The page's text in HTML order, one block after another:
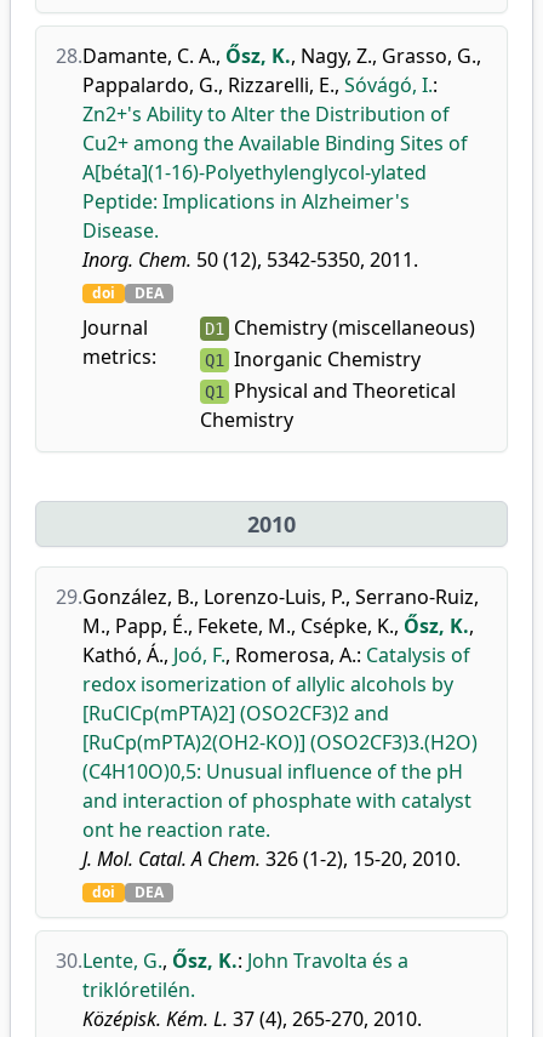
28.Damante, C. A., Ősz, K., Nagy, Z., Grasso, G.,
Pappalardo, G., Rizzarelli, E., Sóvágó, I.:
Zn2+'s Ability to Alter the Distribution of
Cu2+ among the Available Binding Sites of
A[béta](1-16)-Polyethylenglycol-ylated
Peptide: Implications in Alzheimer's
Disease.
Inorg. Chem. 50 (12), 5342-5350, 2011.
doi DEA
Journal
metrics:
D1 Chemistry (miscellaneous)
Q1 Inorganic Chemistry
Q1 Physical and Theoretical
Chemistry
2010
29.González, B., Lorenzo-Luis, P., Serrano-Ruiz,
M., Papp, É., Fekete, M., Csépke, K., Ősz, K.,
Kathó, Á., Joó, F., Romerosa, A.: Catalysis of
redox isomerization of allylic alcohols by
[RuClCp(mPTA)2] (OSO2CF3)2 and
[RuCp(mPTA)2(OH2-KO)] (OSO2CF3)3.(H2O)
(C4H10O)0,5: Unusual influence of the pH
and interaction of phosphate with catalyst
ont he reaction rate.
J. Mol. Catal. A Chem. 326 (1-2), 15-20, 2010.
doi DEA
30.Lente, G., Ősz, K.: John Travolta és a
triklóretilén.
Középisk. Kém. L. 37 (4), 265-270, 2010.